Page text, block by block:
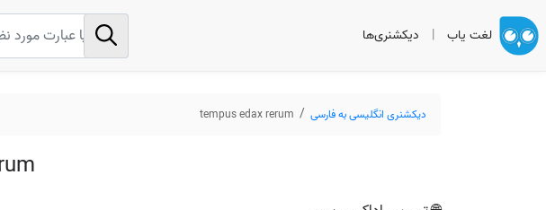
لغت یاب | دیکشنری‌ها
دیکشنری انگلیسی به فارسی tempus edax rerum